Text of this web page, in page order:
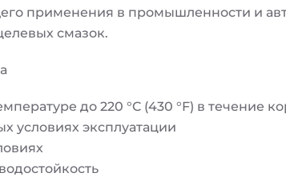
применения в промышленности и
смазок.
до 220 °C (430 °F) в течение
условиях эксплуатации